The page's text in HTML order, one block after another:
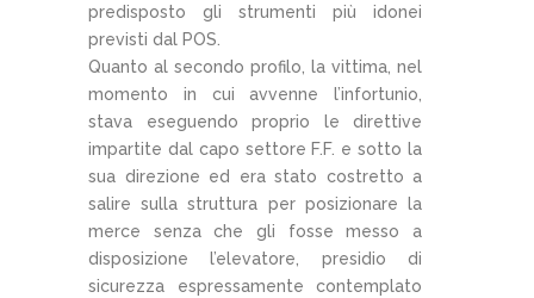
predisposto gli strumenti più idonei
previsti dal POS.
Quanto al secondo profilo, la vittima, nel
momento in cui avvenne l’infortunio,
stava eseguendo proprio le direttive
impartite dal capo settore F.F. e sotto la
sua direzione ed era stato costretto a
salire sulla struttura per posizionare la
merce senza che gli fosse messo a
disposizione l’elevatore, presidio di
sicurezza espressamente contemplato